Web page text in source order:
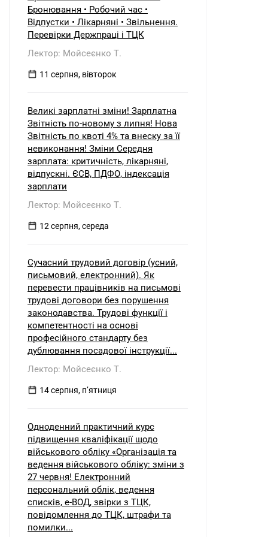
Бронювання • Робочий час •
Відпустки • Лікарняні • Звільнення.
Перевірки Держпраці і ТЦК
Лектор: Мойсеєнко Т.
11 серпня, вівторок
Великі зарплатні зміни! Зарплатна
Звітність по-новому з липня! Нова
Звітність по квоті 4% та внеску за її
невиконання! Зміни Середня
зарплата: критичність, лікарняні,
відпускні. ЄСВ, ПДФО, індексація
зарплати
Лектор: Мойсеєнко Т.
12 серпня, середа
Сучасний трудовий договір (усний,
письмовий, електронний). Як
перевести працівників на письмові
трудові договори без порушення
законодавства. Трудові функції і
компетентності на основі
професійного стандарту без
дублювання посадової інструкції...
Лектор: Мойсеєнко Т.
14 серпня, пʼятниця
Одноденний практичний курс
підвищення кваліфікації щодо
військового обліку «Організація та
ведення військового обліку: зміни з
27 червня! Електронний
персональний облік, ведення
списків, е-ВОД, звірки з ТЦК,
повідомлення до ТЦК, штрафи та
помилки...